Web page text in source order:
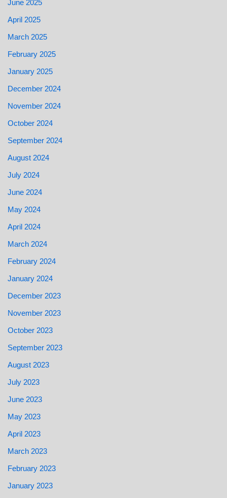
June 2025
April 2025
March 2025
February 2025
January 2025
December 2024
November 2024
October 2024
September 2024
August 2024
July 2024
June 2024
May 2024
April 2024
March 2024
February 2024
January 2024
December 2023
November 2023
October 2023
September 2023
August 2023
July 2023
June 2023
May 2023
April 2023
March 2023
February 2023
January 2023